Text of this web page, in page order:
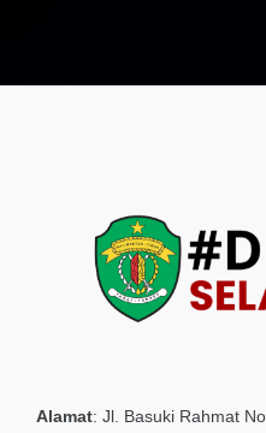
Alamat: Jl. Basuki Rahmat